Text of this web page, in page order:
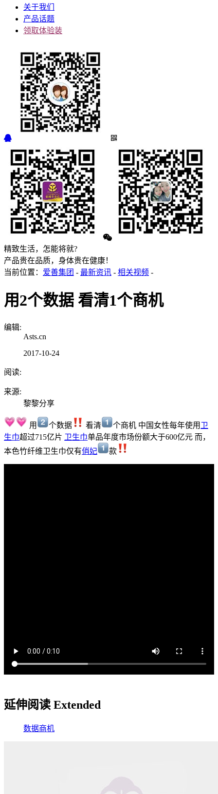
关于我们
产品话题
领取体验装
精致生活，怎能将就?
产品贵在品质，身体贵在健康！
当前位置： 爱善集团 - 最新资讯 - 相关视频 -
用2个数据 看清1个商机
编辑:
Asts.cn
2017-10-24
阅读:
来源:
黎黎分享
用 个数据 看清 个商机 中国女性每年使用 卫
生巾超过715亿片 卫生巾单品年度市场份额大于600亿元 而，
本色竹纤维卫生巾仅有俏妃 款
延伸阅读 Extended
数据商机